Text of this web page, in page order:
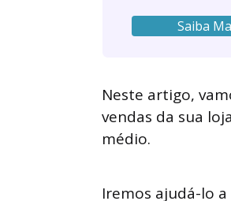
Saiba
Neste artigo,
vendas da sua
médio.
Iremos ajudá-lo